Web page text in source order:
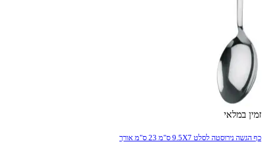
זמין במלאי
כף הגשה נירוסטה לסלט 9.5X7 ס"מ 23 ס"מ אורך